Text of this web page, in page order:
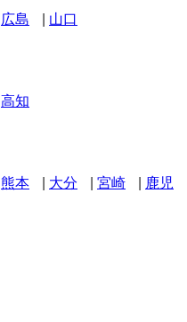
広島 山口
高知
熊本 大分 宮崎 鹿児